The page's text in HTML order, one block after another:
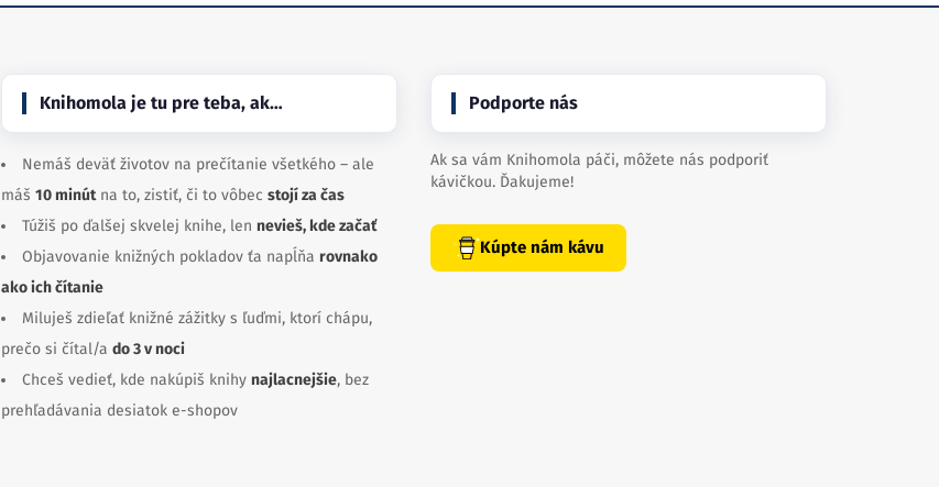
Knihomola je tu pre teba, ak…
Nemáš deväť životov na prečítanie všetkého – ale
máš 10 minútna to, zistiť, či to vôbec stojí za čas
Túžiš po ďalšej skvelej knihe, len nevieš, kde začať
Objavovanie knižných pokladov ťa napĺňa rovnako
ako ich čítanie
Miluješ zdieľať knižné zážitky s ľuďmi, ktorí chápu,
prečo si čítal/a do 3 v noci
Chceš vedieť, kde nakúpiš knihy najlacnejšie, bez
prehľadávania desiatok e-shopov
Podporte nás
Ak sa vám Knihomola páči, môžete nás podporiť
kávičkou. Ďakujeme!
Kúpte nám kávu